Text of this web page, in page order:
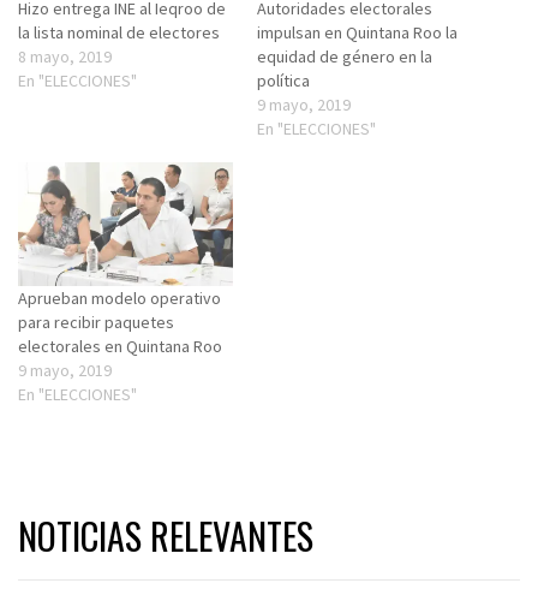
Hizo entrega INE al Ieqroo de
la lista nominal de electores
8 mayo, 2019
En "ELECCIONES"
Autoridades electorales
impulsan en Quintana Roo la
equidad de género en la
política
9 mayo, 2019
En "ELECCIONES"
Aprueban modelo operativo
para recibir paquetes
electorales en Quintana Roo
9 mayo, 2019
En "ELECCIONES"
NOTICIAS RELEVANTES